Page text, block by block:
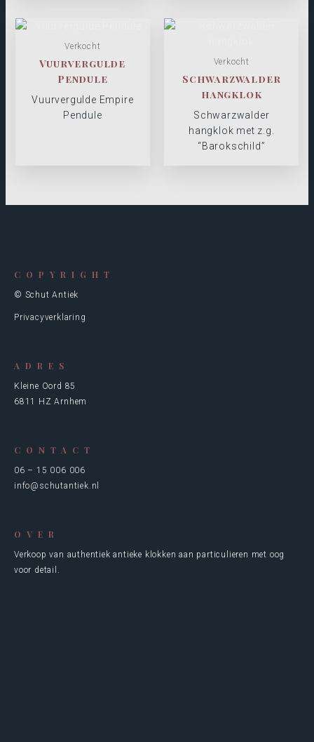
Verkocht
Vuurvergulde
Pendule
Vuurvergulde Empire
Pendule
Verkocht
Schwarzwalder
hangklok
Schwarzwalder
hangklok met z.g.
“Barokschild”
COPYRIGHT
© Schut Antiek
Privacyverklaring
ADRES
Kleine Oord 85
6811 HZ Arnhem
CONTACT
06 – 15 006 006
info@schutantiek.nl
OVER
Verkoop van authentiek antieke klokken aan particulieren met oog
voor detail.